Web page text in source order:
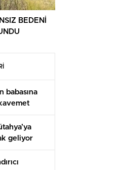
BEDENİ
babasına
alındı
geliyor